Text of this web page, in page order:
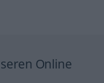
Online